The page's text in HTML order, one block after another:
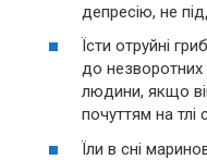
депресію, не
Їсти отруйні
до незворотних
людини, якщо
почуттям на тлі
Їли в сні